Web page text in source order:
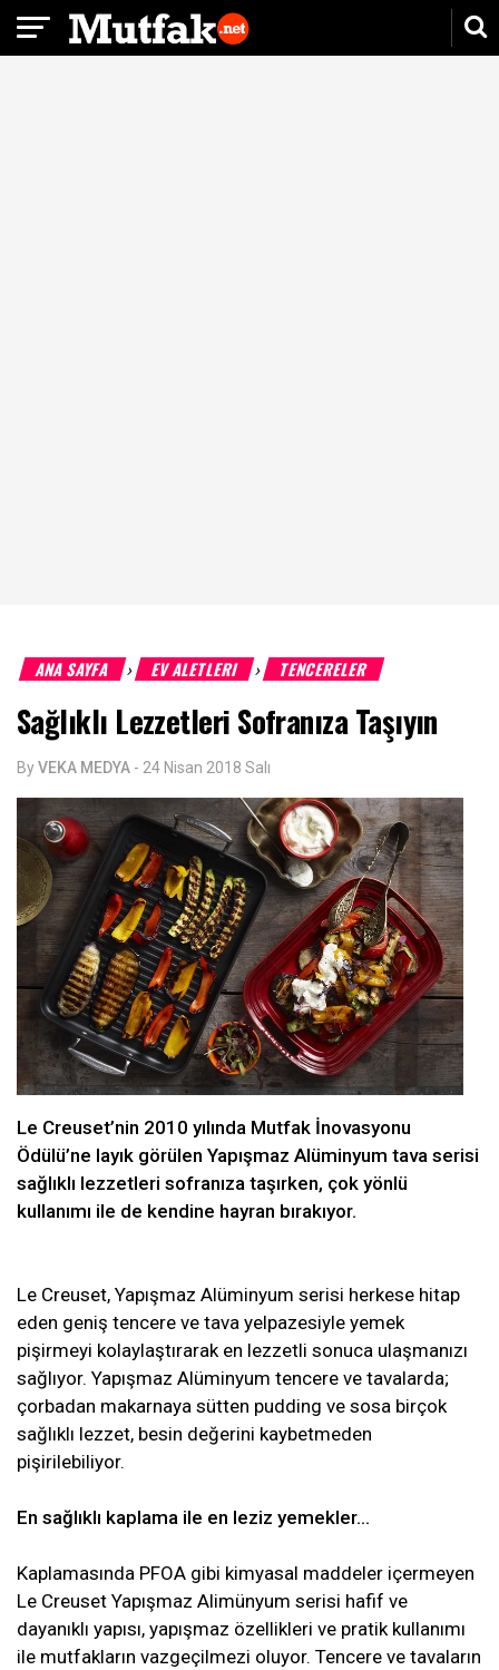
ANA SAYFA › EV ALETLERI › TENCERELER
Sağlıklı Lezzetleri Sofranıza Taşıyın
ByVEKA MEDYA - 24 Nisan 2018 Salı
Le Creuset’nin 2010 yılında Mutfak İnovasyonu
Ödülü’ne layık görülen Yapışmaz Alüminyum tava serisi
sağlıklı lezzetleri sofranıza taşırken, çok yönlü
kullanımı ile de kendine hayran bırakıyor.
Le Creuset, Yapışmaz Alüminyum serisi herkese hitap
eden geniş tencere ve tava yelpazesiyle yemek
pişirmeyi kolaylaştırarak en lezzetli sonuca ulaşmanızı
sağlıyor. Yapışmaz Alüminyum tencere ve tavalarda;
çorbadan makarnaya sütten pudding ve sosa birçok
sağlıklı lezzet, besin değerini kaybetmeden
pişirilebiliyor.
En sağlıklı kaplama ile en leziz yemekler…
Kaplamasında PFOA gibi kimyasal maddeler içermeyen
Le Creuset Yapışmaz Alimünyum serisi hafif ve
dayanıklı yapısı, yapışmaz özellikleri ve pratik kullanımı
ile mutfakların vazgeçilmezi oluyor. Tencere ve tavaların